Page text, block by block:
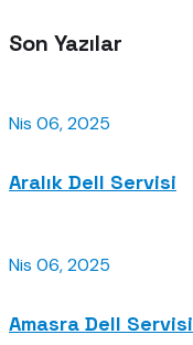
Son Yazılar
Nis 06, 2025
Aralık Dell Servisi
Nis 06, 2025
Amasra Dell Servisi